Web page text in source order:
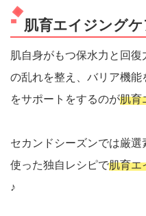
肌育エイジングケ
肌自身がもつ保水力と回
の乱れを整え、バリア機
をサポートをするのが肌育
セカンドシーズンでは厳
使った独自レシピで肌育エ
♪